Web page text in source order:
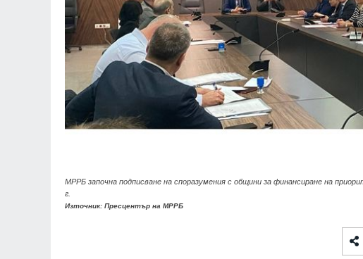
МРРБ започна подписване на споразумения с общини за финансиране на
г.
Източник: Пресцентър на МРРБ